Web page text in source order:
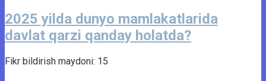
2025 yilda dunyo mamlakatlarida
davlat qarzi qanday holatda?
Fikr bildirish maydoni: 15